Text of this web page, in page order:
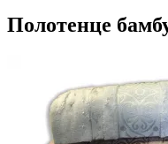
Полотенце